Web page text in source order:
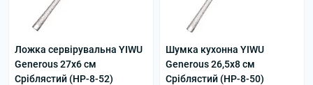
Ложка сервірувальна YIWU
Generous 27х6 см
Сріблястий (HP-8-52)
Шумка кухонна YIWU
Generous 26,5х8 см
Сріблястий (HP-8-50)